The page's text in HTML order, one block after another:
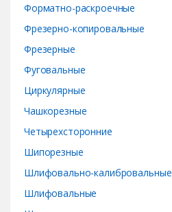
Форматно-раскроечные
Фрезерно-копировальные
Фрезерные
Фуговальные
Циркулярные
Чашкорезные
Четырехсторонние
Шипорезные
Шлифовально-калибровальные
Шлифовальные